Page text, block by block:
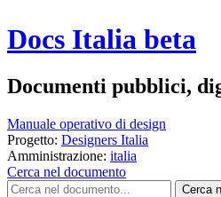
Docs Italia beta
Documenti pubblici,
Manuale operativo di design
Progetto: Designers Italia
Amministrazione: italia
Cerca nel documento
Cerca